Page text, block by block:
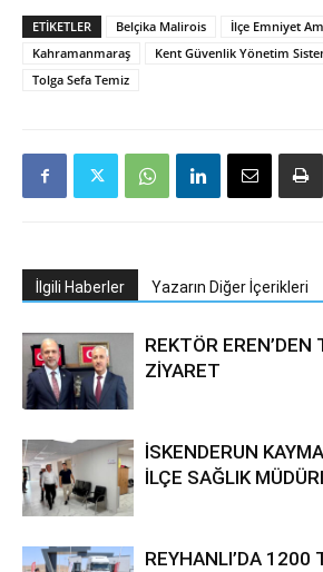
ETIKETLER Belçika Malirois
İlçe Emniyet
Kahramanmaraş
Kent Güvenlik Yönetim
Tolga Sefa Temiz
İlgili Haberler Yazarın Diğer İçerikleri
REKTÖR EREN’DEN
ZİYARET
İSKENDERUN
İLÇE SAĞLIK
REYHANLI’DA 1200